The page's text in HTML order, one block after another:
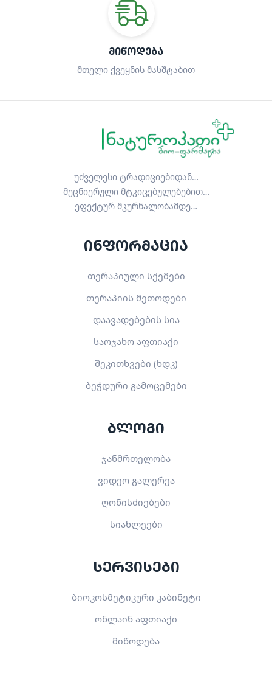
ᲛᲘᲬᲝᲓᲔᲑᲐ
მთელი ქვეყნის მასშტაბით
უძველესი ტრადიციებიდან…
მეცნიერული მტკიცებულებებით…
ეფექტურ მკურნალობამდე…
ინფორმაცია
თერაპიული სქემები
თერაპიის მეთოდები
დაავადებების სია
საოჯახო აფთიაქი
შეკითხვები (ხდკ)
ბეჭდური გამოცემები
ბლოგი
ჯანმრთელობა
ვიდეო გალერეა
ღონისძიებები
სიახლეები
სერვისები
ბიოკოსმეტიკური კაბინეტი
ონლაინ აფთიაქი
მიწოდება